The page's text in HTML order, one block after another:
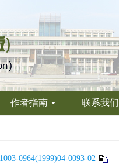
作者指南 联系我们
1003-0964(1999)04-0093-02